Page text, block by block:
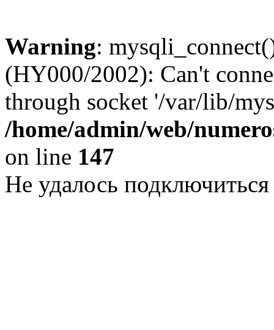
Warning:
(HY000/2002): Can't
through socket '/var/lib/
/home/admin/web/
on line 147
Не удалось